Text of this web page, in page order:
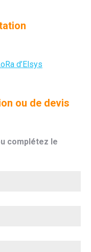
d’Elsys
ou de devis
complétez le